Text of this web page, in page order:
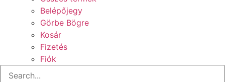
Belépőjegy
Görbe Bögre
Kosár
Fizetés
Fiók